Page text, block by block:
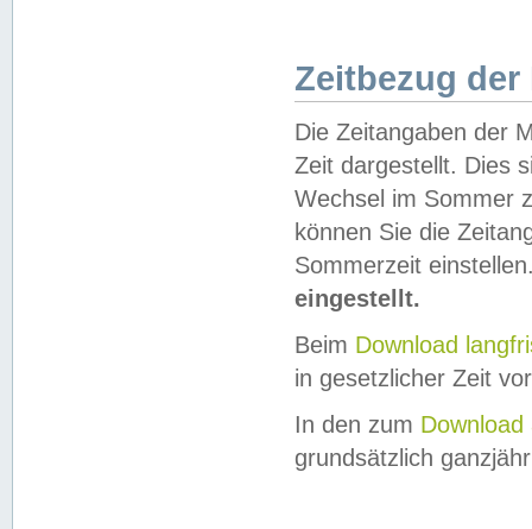
Zeitbezug der
Die Zeitangaben der
Zeit dargestellt. Dies
Wechsel im Sommer
können Sie die
Sommerzeit
eingestellt.
Beim Download
in gesetzlicher Zeit
In den zum Download
grundsätzlich